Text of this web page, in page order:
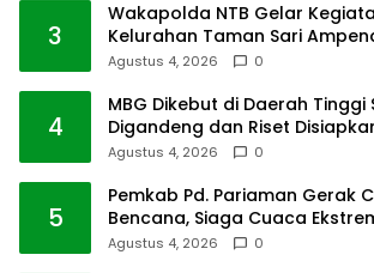
3
Wakapolda NTB Gelar
Kelurahan Taman Sari
Agustus 4, 2026 0
4
MBG Dikebut di Daerah Tinggi
Digandeng dan Riset
Agustus 4, 2026 0
5
Pemkab Pd. Pariaman Gerak
Bencana, Siaga Cuaca
Agustus 4, 2026 0